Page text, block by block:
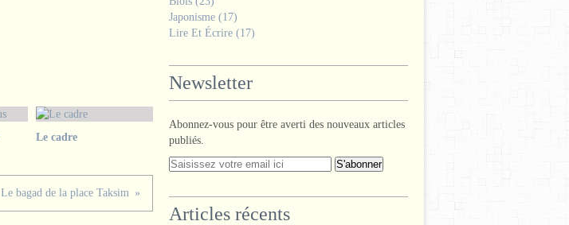
Le cadre
Le bagad de la place Taksim
Japonisme (17)
Lire Et Écrire (17)
Newsletter
Abonnez-vous pour être averti des nouveaux articles
publiés.
Articles récents